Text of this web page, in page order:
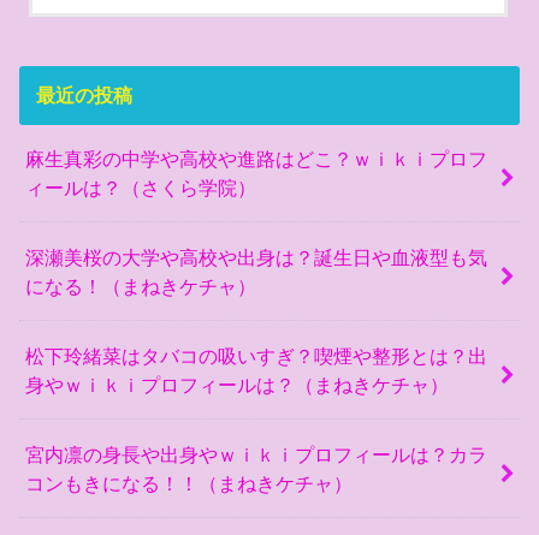
最近の投稿
麻生真彩の中学や高校や進路はどこ？ｗｉｋｉプロフ
ィールは？（さくら学院）
深瀬美桜の大学や高校や出身は？誕生日や血液型も気
になる！（まねきケチャ）
松下玲緒菜はタバコの吸いすぎ？喫煙や整形とは？出
身やｗｉｋｉプロフィールは？（まねきケチャ）
宮内凛の身長や出身やｗｉｋｉプロフィールは？カラ
コンもきになる！！（まねきケチャ）